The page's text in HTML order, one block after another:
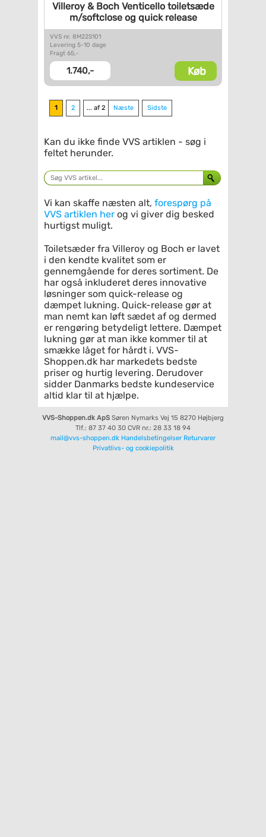
Villeroy & Boch Venticellotoiletsæde
m/softclose og quick release
VVS nr. 8M22S101
Levering 5-10 dage
Fragt 65,-
1.740,- Køb
1 2 ... af 2 Næste Sidste
Kan du ikke finde VVS artiklen - søg i
feltet herunder.
Vi kan skaffe næsten alt, forespørg på
VVS artiklen her og vi giver dig besked
hurtigst muligt.
Toiletsæder fra Villeroy og Boch er lavet
i den kendte kvalitet som er
gennemgående for deres sortiment. De
har også inkluderet deres innovative
løsninger som quick-release og
dæmpet lukning. Quick-release gør at
man nemt kan løft sædet af og dermed
er rengøring betydeligt lettere. Dæmpet
lukning gør at man ikke kommer til at
smække låget for hårdt i. VVS-
Shoppen.dk har markedets bedste
priser og hurtig levering. Derudover
sidder Danmarks bedste kundeservice
altid klar til at hjælpe.
VVS-Shoppen.dk ApS Søren Nymarks Vej 15 8270 Højbjerg
Tlf.: 87 37 40 30 CVR nr.: 28 33 18 94
mail@vvs-shoppen.dk Handelsbetingelser Returvarer
Privatlivs- og cookiepolitik